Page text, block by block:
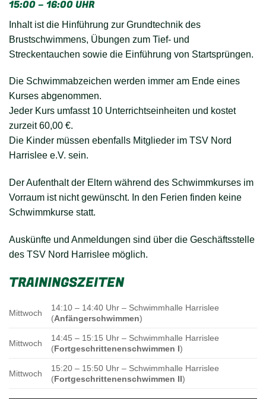
15:00 – 16:00 UHR
Inhalt ist die Hinführung zur Grundtechnik des
Brustschwimmens, Übungen zum Tief- und
Streckentauchen sowie die Einführung von Startsprüngen.
Die Schwimmabzeichen werden immer am Ende eines
Kurses abgenommen.
Jeder Kurs umfasst 10 Unterrichtseinheiten und kostet
zurzeit 60,00 €.
Die Kinder müssen ebenfalls Mitglieder im TSV Nord
Harrislee e.V. sein.
Der Aufenthalt der Eltern während des Schwimmkurses im
Vorraum ist nicht gewünscht. In den Ferien finden keine
Schwimmkurse statt.
Auskünfte und Anmeldungen sind über die Geschäftsstelle
des TSV Nord Harrislee möglich.
TRAININGSZEITEN
Mittwoch
14:10 – 14:40 Uhr – Schwimmhalle Harrislee
(Anfängerschwimmen)
Mittwoch
14:45 – 15:15 Uhr – Schwimmhalle Harrislee
(Fortgeschrittenenschwimmen I)
Mittwoch
15:20 – 15:50 Uhr – Schwimmhalle Harrislee
(Fortgeschrittenenschwimmen II)